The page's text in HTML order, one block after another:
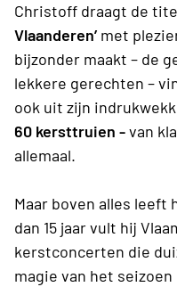
Christoff draagt de
Vlaanderen’ met
bijzonder maakt – de
lekkere gerechten –
ook uit zijn
60 kersttruien -van
allemaal.
Maar boven alles leeft
dan 15 jaar vult hij
kerstconcerten die
magie van het